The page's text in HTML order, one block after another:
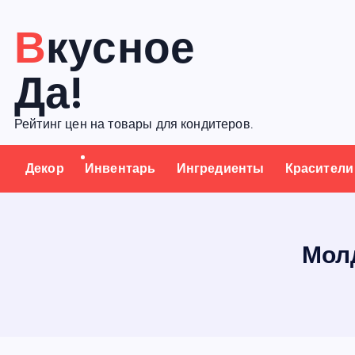
с
Вкусное
Да!
Рейтинг цен на товары для кондитеров.
Декор Инвентарь Ингредиенты Красители